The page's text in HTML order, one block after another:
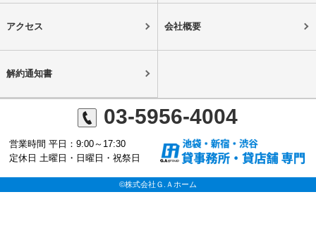
アクセス 会社概要
解約通知書
03-5956-4004
営業時間 平日：9:00～17:30
定休日 土曜日・日曜日・祝祭日
©株式会社Ｇ.Ａホーム